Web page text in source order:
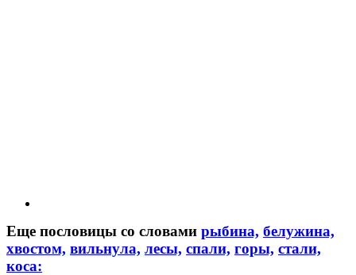
Еще пословицы со словами рыбина, белужина,
хвостом, вильнула, лесы, спали, горы, стали,
коса: